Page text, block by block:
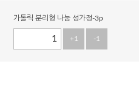
가톨릭 분리형 나눔 성가정-3p
+1 -1